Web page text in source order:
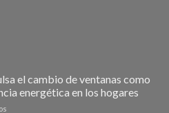
el cambio de ventanas como
energética en los hogares